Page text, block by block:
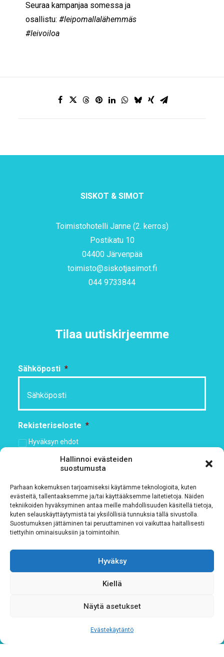
Hallinnoi evästeiden
suostumusta
Parhaan kokemuksen tarjoamiseksi käytämme teknologioita, kuten
evästeitä, tallentaaksemme ja/tai käyttääksemme laitetietoja. Näiden
tekniikoiden hyväksyminen antaa meille mahdollisuuden käsitellä tietoja,
kuten selauskäyttäytymistä tai yksilöllisiä tunnuksia tällä sivustolla.
Suostumuksen jättäminen tai peruuttaminen voi vaikuttaa haitallisesti
tiettyihin ominaisuuksiin ja toimintoihin.
Hyväksy
Kiellä
Näytä asetukset
Evästekäytäntö
Seuraa kampanjaa somessa ja
osallistu: #leipomallalähemmäs
#leivoiloa
SISKOT & SIMOT
Toimistohotelli Janne (2. kerros)
Postikatu 10
04400 Järvenpää
toimisto@siskotjasimot.fi
044 9733844
Tilaa uutiskirjeemme
Sähköposti *
Rekisteriseloste *
Hyväksyn ehdot
Tutustu rekisteriselosteeseemme
CAPTCHA
Tietosuojaseloste
Verkkolaskutustiedot